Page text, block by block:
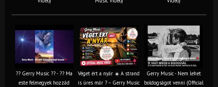
?? Gerry Music ?? - ?? Ma
este felmegyek hozzád
Véget ért a nyár ☀️ A strand
is üres már ? – Gerry Music
Gerry Music - Nem lehet
boldogságot venni (Official